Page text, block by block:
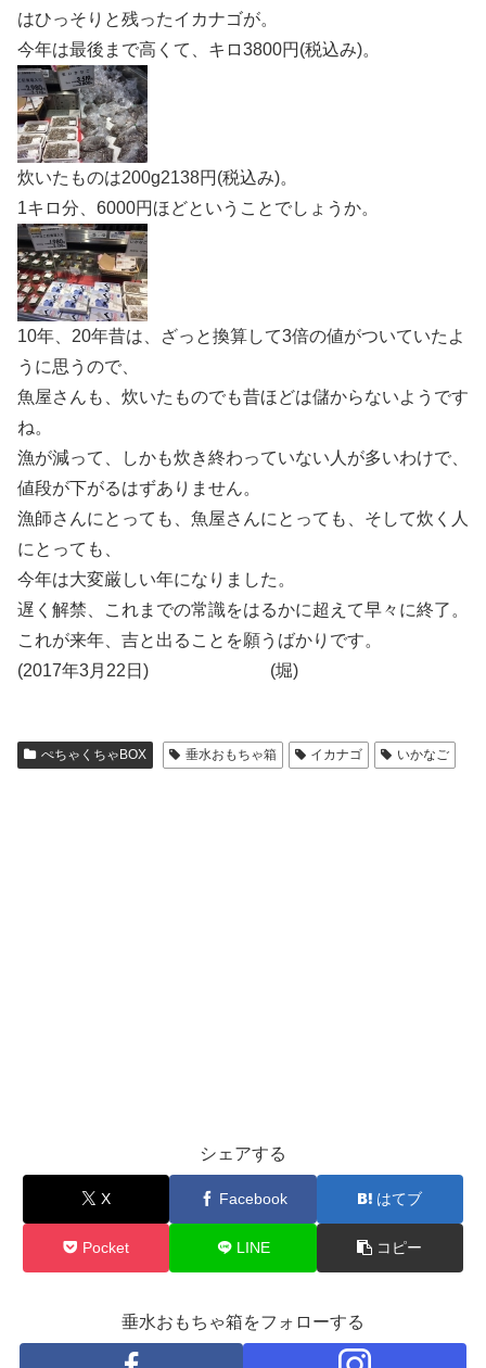
はひっそりと残ったイカナゴが。
今年は最後まで高くて、キロ3800円(税込み)。
炊いたものは200g2138円(税込み)。
1キロ分、6000円ほどということでしょうか。
10年、20年昔は、ざっと換算して3倍の値がついていたよ
うに思うので、
魚屋さんも、炊いたものでも昔ほどは儲からないようです
ね。
漁が減って、しかも炊き終わっていない人が多いわけで、
値段が下がるはずありません。
漁師さんにとっても、魚屋さんにとっても、そして炊く人
にとっても、
今年は大変厳しい年になりました。
遅く解禁、これまでの常識をはるかに超えて早々に終了。
これが来年、吉と出ることを願うばかりです。
(2017年3月22日) (堀)
ぺちゃくちゃBOX 垂水おもちゃ箱 イカナゴ いかなご
シェアする
X Facebook はてブ
Pocket LINE コピー
垂水おもちゃ箱をフォローする